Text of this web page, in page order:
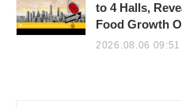
to 4 Halls,
Food Growth
2026.08.06 09:51